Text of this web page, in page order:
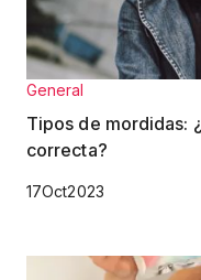
General
Tipos de mordidas:
correcta?
17Oct2023